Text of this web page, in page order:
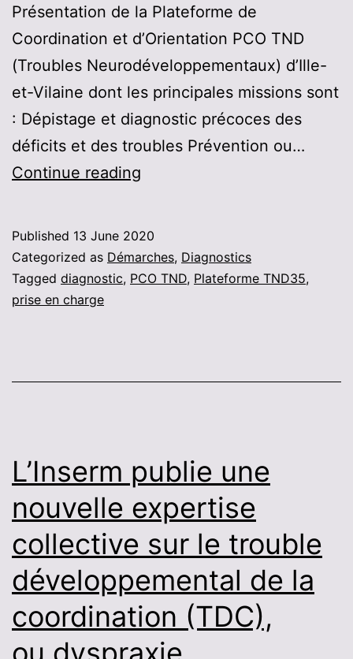
Présentation de la Plateforme de
Coordination et d’Orientation PCO TND
(Troubles Neurodéveloppementaux) d’Ille-
et-Vilaine dont les principales missions sont
: Dépistage et diagnostic précoces des
déficits et des troubles Prévention ou…
Continue reading
2020
de
Published 13 June 2020
Categorized as Démarches, Diagnostics
Tagged diagnostic, PCO TND, Plateforme TND35,
prise en charge
L’Inserm publie une
nouvelle expertise
collective sur le trouble
développemental de la
coordination (TDC),